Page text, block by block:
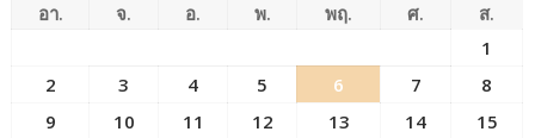
อา. จ. อ. พ. พฤ. ศ.
ส.
1
2
3 4 5 6 7
8
9
10 11 12 13 14
15